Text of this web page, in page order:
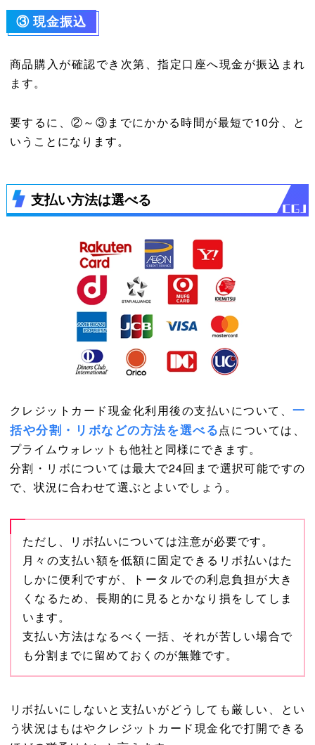
③ 現金振込
商品購入が確認でき次第、指定口座へ現金が振込まれ
ます。
要するに、②～③までにかかる時間が最短で10分、と
いうことになります。
支払い方法は選べる
クレジットカード現金化利用後の支払いについて、一
括や分割・リボなどの方法を選べる点については、
プライムウォレットも他社と同様にできます。
分割・リボについては最大で24回まで選択可能ですの
で、状況に合わせて選ぶとよいでしょう。
ただし、リボ払いについては注意が必要です。
月々の支払い額を低額に固定できるリボ払いはた
しかに便利ですが、トータルでの利息負担が大き
くなるため、長期的に見るとかなり損をしてしま
います。
支払い方法はなるべく一括、それが苦しい場合で
も分割までに留めておくのが無難です。
リボ払いにしないと支払いがどうしても厳しい、とい
う状況はもはやクレジットカード現金化で打開できる